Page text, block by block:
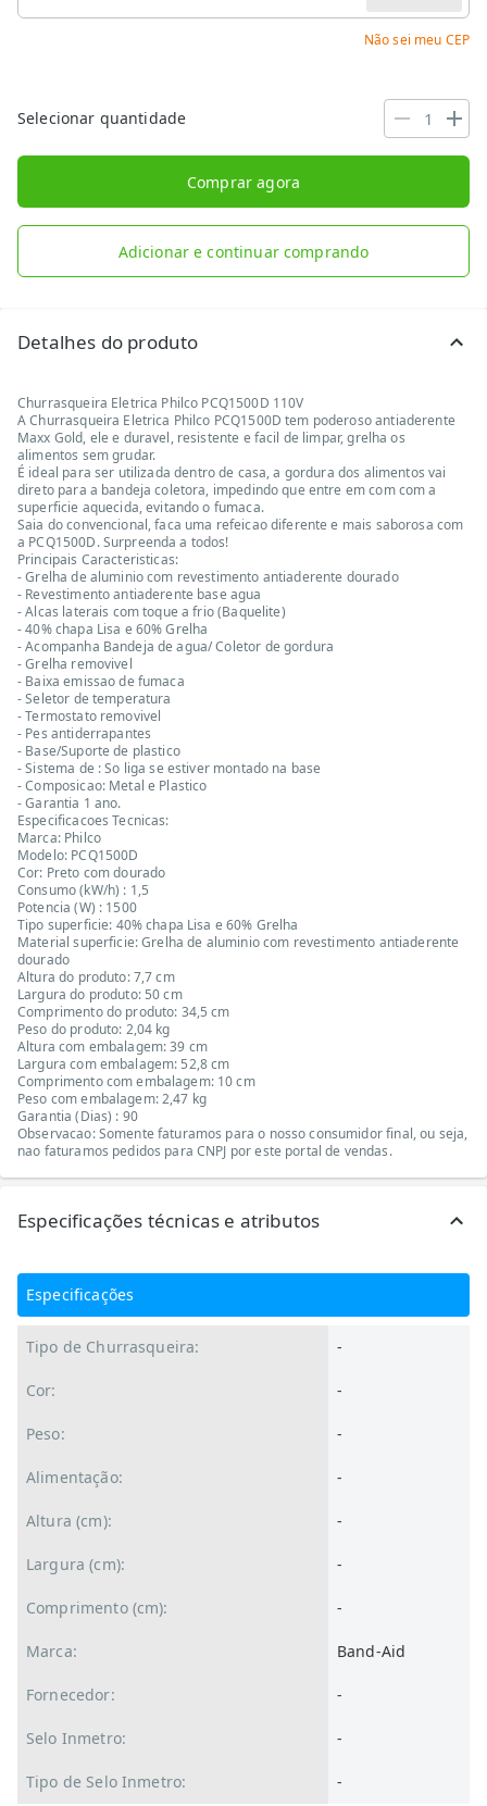
Não sei meu CEP
Selecionar quantidade
Comprar agora
Adicionar e continuar comprando
Detalhes do produto
Churrasqueira Eletrica Philco PCQ1500D 110V
A Churrasqueira Eletrica Philco PCQ1500D tem poderoso antiaderente
Maxx Gold, ele e duravel, resistente e facil de limpar, grelha os
alimentos sem grudar.
É ideal para ser utilizada dentro de casa, a gordura dos alimentos vai
direto para a bandeja coletora, impedindo que entre em com com a
superficie aquecida, evitando o fumaca.
Saia do convencional, faca uma refeicao diferente e mais saborosa com
a PCQ1500D. Surpreenda a todos!
Principais Caracteristicas:
- Grelha de aluminio com revestimento antiaderente dourado
- Revestimento antiaderente base agua
- Alcas laterais com toque a frio (Baquelite)
- 40% chapa Lisa e 60% Grelha
- Acompanha Bandeja de agua/ Coletor de gordura
- Grelha removivel
- Baixa emissao de fumaca
- Seletor de temperatura
- Termostato removivel
- Pes antiderrapantes
- Base/Suporte de plastico
- Sistema de : So liga se estiver montado na base
- Composicao: Metal e Plastico
- Garantia 1 ano.
Especificacoes Tecnicas:
Marca: Philco
Modelo: PCQ1500D
Cor: Preto com dourado
Consumo (kW/h) : 1,5
Potencia (W) : 1500
Tipo superficie: 40% chapa Lisa e 60% Grelha
Material superficie: Grelha de aluminio com revestimento antiaderente
dourado
Altura do produto: 7,7 cm
Largura do produto: 50 cm
Comprimento do produto: 34,5 cm
Peso do produto: 2,04 kg
Altura com embalagem: 39 cm
Largura com embalagem: 52,8 cm
Comprimento com embalagem: 10 cm
Peso com embalagem: 2,47 kg
Garantia (Dias) : 90
Observacao: Somente faturamos para o nosso consumidor final, ou seja,
nao faturamos pedidos para CNPJ por este portal de vendas.
Especificações técnicas e atributos
Especificações
Tipo de Churrasqueira: -
Cor: -
Peso: -
Alimentação: -
Altura (cm): -
Largura (cm): -
Comprimento (cm): -
Marca: Band-Aid
Fornecedor: -
Selo Inmetro: -
Tipo de Selo Inmetro: -